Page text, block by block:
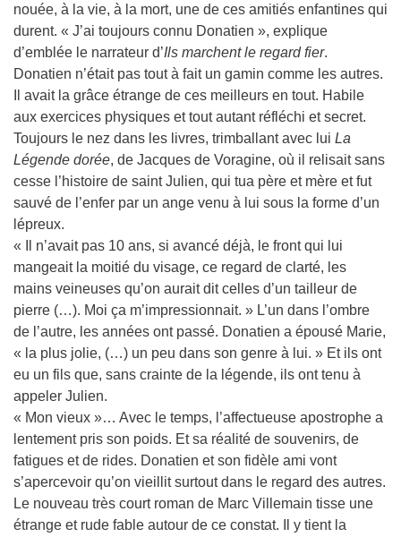
nouée, à la vie, à la mort, une de ces amitiés enfantines qui
durent. « J’ai toujours connu Donatien », explique
d’emblée le narrateur d’Ils marchent le regard fier.
Donatien n’était pas tout à fait un gamin comme les autres.
Il avait la grâce étrange de ces meilleurs en tout. Habile
aux exercices physiques et tout autant réfléchi et secret.
Toujours le nez dans les livres, trimballant avec lui La
Légende dorée, de Jacques de Voragine, où il relisait sans
cesse l’histoire de saint Julien, qui tua père et mère et fut
sauvé de l’enfer par un ange venu à lui sous la forme d’un
lépreux.
« Il n’avait pas 10 ans, si avancé déjà, le front qui lui
mangeait la moitié du visage, ce regard de clarté, les
mains veineuses qu’on aurait dit celles d’un tailleur de
pierre (…). Moi ça m’impressionnait. » L’un dans l’ombre
de l’autre, les années ont passé. Donatien a épousé Marie,
« la plus jolie, (…) un peu dans son genre à lui. » Et ils ont
eu un fils que, sans crainte de la légende, ils ont tenu à
appeler Julien.
« Mon vieux »… Avec le temps, l’affectueuse apostrophe a
lentement pris son poids. Et sa réalité de souvenirs, de
fatigues et de rides. Donatien et son fidèle ami vont
s’apercevoir qu’on vieillit surtout dans le regard des autres.
Le nouveau très court roman de Marc Villemain tisse une
étrange et rude fable autour de ce constat. Il y tient la